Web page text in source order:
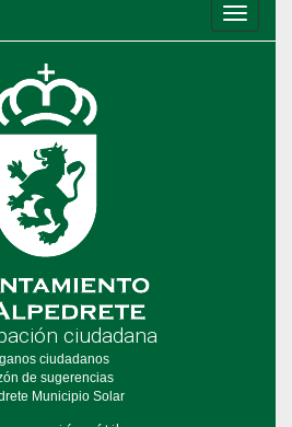
de
ciudadana
ciudadanos
de sugerencias
Municipio Solar